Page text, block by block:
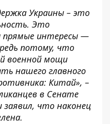
Украины – это
Это
прямые интересы —
потому, что
военной мощи
нашего главного
Китай», –
в Сенате
что наконец